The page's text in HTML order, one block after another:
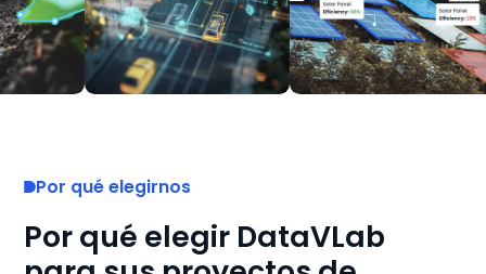
Por qué elegirnos
Por qué elegir DataVLab